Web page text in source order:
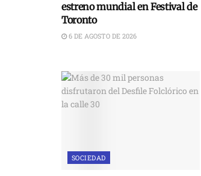
estreno mundial en Festival de
Toronto
6 DE AGOSTO DE 2026
SOCIEDAD